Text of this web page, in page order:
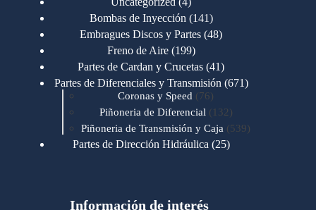
productos
Bombas de Inyección 141141
productos
Embragues Discos y Partes 4848
Freno de Aire 199199
productos
Partes de Cardan y Crucetas 4141
productos
Partes de Diferenciales y Transmisión 671671
Coronas y Speed 7676
productos
Piñoneria de Diferencial 132 132
productos
Piñoneria de Transmisión y Caja 539539
Partes de Dirección Hidráulica 2525
Motores Cummins 723
Información de interés